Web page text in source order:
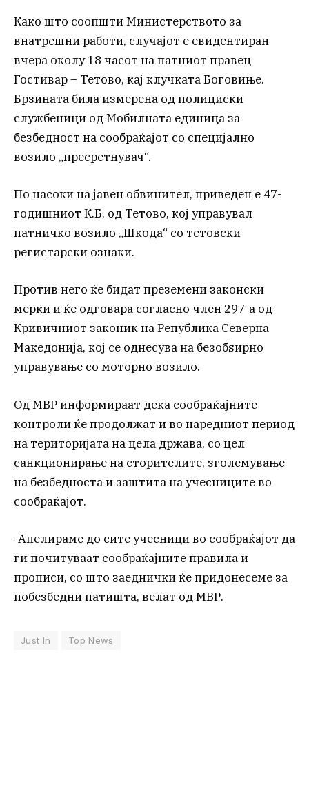
Како што соопшти Министерството за
внатрешни работи, случајот е евидентиран
вчера околу 18 часот на патниот правец
Гостивар – Тетово, кај клучката Боговиње.
Брзината била измерена од полициски
службеници од Мобилната единица за
безбедност на сообраќајот со специјално
возило „пресретнувач“.
По насоки на јавен обвинител, приведен е 47-
годишниот К.Б. од Тетово, кој управувал
патничко возило „Шкода“ со тетовски
регистарски ознаки.
Против него ќе бидат преземени законски
мерки и ќе одговара согласно член 297-а од
Кривичниот законик на Република Северна
Македонија, кој се однесува на безобѕирно
управување со моторно возило.
Од МВР информираат дека сообраќајните
контроли ќе продолжат и во наредниот период
на територијата на цела држава, со цел
санкционирање на сторителите, зголемување
на безбедноста и заштита на учесниците во
сообраќајот.
-Апелираме до сите учесници во сообраќајот да
ги почитуваат сообраќајните правила и
прописи, со што заеднички ќе придонесеме за
побезбедни патишта, велат од МВР.
Just In Top News